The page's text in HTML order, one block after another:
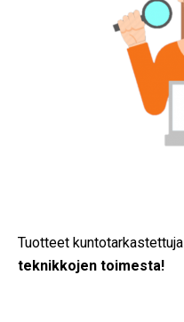
Tuotteet kuntotarkastettuja
teknikkojen toimesta!